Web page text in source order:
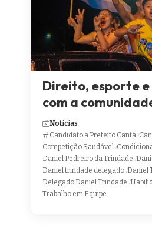
Direito, esporte e
com a
Noticias
Candidato a Prefeito Cantá
Competição Saudável
Daniel Pedreiro da Trindade
Daniel trindade delegado Daniel
Delegado Daniel Trindade
Trabalho em Equipe